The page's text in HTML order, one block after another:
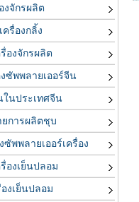
งจักรผลิต
รื่องกลิ้ง
องจักรผลิต
ซัพพลายเออร์จีน
ในประเทศจีน
การผลิตชุบ
ซัพพลายเออร์เครื่อง
องเย็นปลอม
งเย็นปลอม